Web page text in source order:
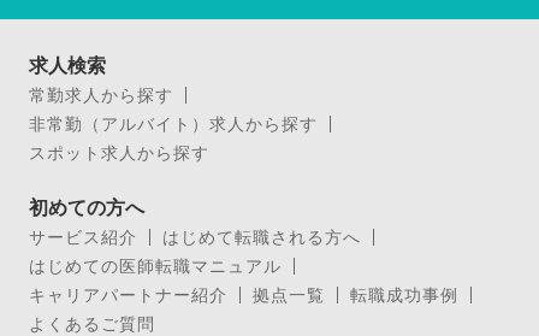
求人検索
常勤求人から探す
非常勤（アルバイト）求人から探す
スポット求人から探す
初めての方へ
サービス紹介
はじめて転職される方へ
はじめての医師転職マニュアル
キャリアパートナー紹介
拠点一覧
転職成功事例
よくあるご質問